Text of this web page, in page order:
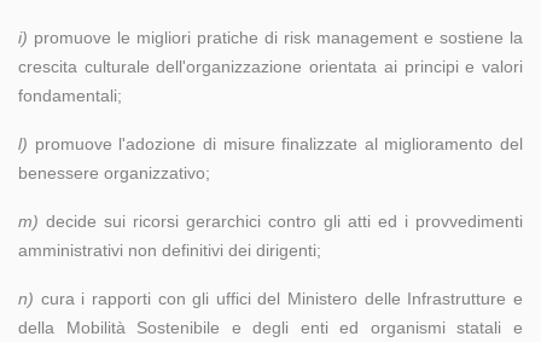
i) promuove le migliori pratiche di risk management e sostiene la
crescita culturale dell'organizzazione orientata ai principi e valori
fondamentali;
l) promuove l'adozione di misure finalizzate al miglioramento del
benessere organizzativo;
m) decide sui ricorsi gerarchici contro gli atti ed i provvedimenti
amministrativi non definitivi dei dirigenti;
n) cura i rapporti con gli uffici del Ministero delle Infrastrutture e
della Mobilità Sostenibile e degli enti ed organismi statali e